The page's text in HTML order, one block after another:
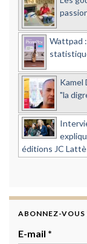
Wattpad
Kamel
"la
éditions JC
ABONNEZ-VOUS
E-mail *